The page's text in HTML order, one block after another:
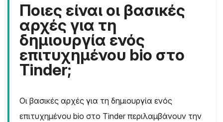
Ποιες είναι οι βασικές
αρχές για τη
δημιουργία ενός
επιτυχημένου bio στο
Tinder;
Οι βασικές αρχές για τη δημιουργία ενός
επιτυχημένου bio στο Tinder περιλαμβάνουν την